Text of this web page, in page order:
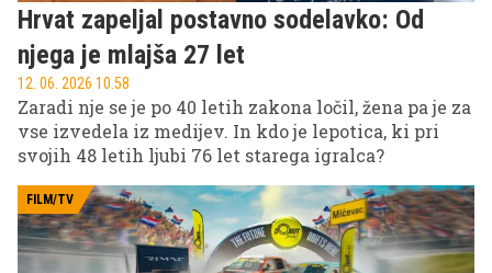
Hrvat zapeljal postavno sodelavko: Od
njega je mlajša 27 let
12. 06. 2026 10.58
Zaradi nje se je po 40 letih zakona ločil, žena pa je za
vse izvedela iz medijev. In kdo je lepotica, ki pri
svojih 48 letih ljubi 76 let starega igralca?
FILM/TV